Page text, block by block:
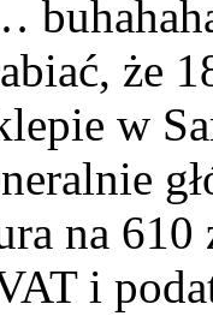
że
w
na
VAT i